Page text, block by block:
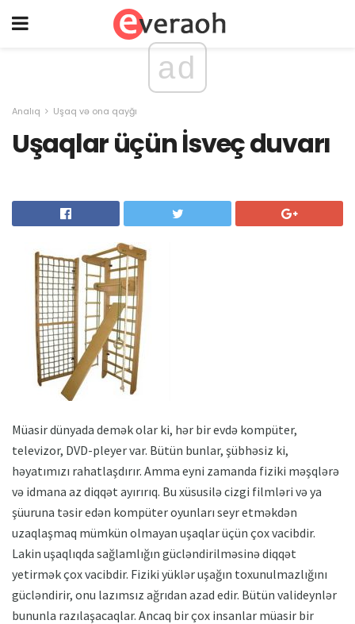
ad
Analıq Uşaq və ona qayğı
Uşaqlar üçün İsveç duvarı
Müasir dünyada demək olar ki, hər bir evdə kompüter,
televizor, DVD-pleyer var. Bütün bunlar, şübhəsiz ki,
həyatımızı rahatlaşdırır. Amma eyni zamanda fiziki məşqlərə
və idmana az diqqət ayırırıq. Bu xüsusilə cizgi filmləri və ya
şüuruna təsir edən kompüter oyunları seyr etməkdən
uzaqlaşmaq mümkün olmayan uşaqlar üçün çox vacibdir.
Lakin uşaqlıqda sağlamlığın gücləndirilməsinə diqqət
yetirmək çox vacibdir. Fiziki yüklər uşağın toxunulmazlığını
gücləndirir, onu lazımsız ağrıdan azad edir. Bütün valideynlər
bununla razılaşacaqlar. Ancaq bir çox insanlar müasir bir